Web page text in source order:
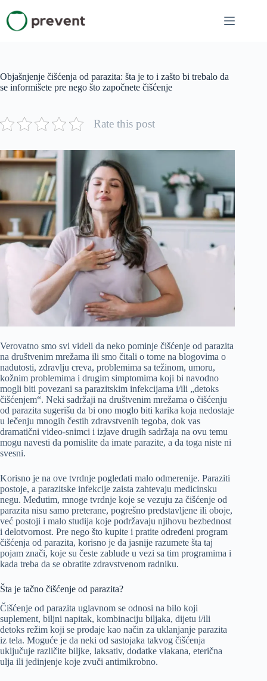
content
Objašnjenje čišćenja od parazita: šta je to i zašto bi trebalo da
se informišete pre nego što započnete čišćenje
Rate this post
Verovatno smo svi videli da neko pominje čišćenje od parazita
na društvenim mrežama ili smo čitali o tome na blogovima o
nadutosti, zdravlju creva, problemima sa težinom, umoru,
kožnim problemima i drugim simptomima koji bi navodno
mogli biti povezani sa parazitskim infekcijama i/ili „detoks
čišćenjem“. Neki sadržaji na društvenim mrežama o čišćenju
od parazita sugerišu da bi ono moglo biti karika koja nedostaje
u lečenju mnogih čestih zdravstvenih tegoba, dok vas
dramatični video-snimci i izjave drugih sadržaja na ovu temu
mogu navesti da pomislite da imate parazite, a da toga niste ni
svesni.
Korisno je na ove tvrdnje pogledati malo odmerenije. Paraziti
postoje, a parazitske infekcije zaista zahtevaju medicinsku
negu. Međutim, mnoge tvrdnje koje se vezuju za čišćenje od
parazita nisu samo preterane, pogrešno predstavljene ili oboje,
već postoji i malo studija koje podržavaju njihovu bezbednost
i delotvornost. Pre nego što kupite i pratite određeni program
čišćenja od parazita, korisno je da jasnije razumete šta taj
pojam znači, koje su česte zablude u vezi sa tim programima i
kada treba da se obratite zdravstvenom radniku.
Šta je tačno čišćenje od parazita?
Čišćenje od parazita uglavnom se odnosi na bilo koji
suplement, biljni napitak, kombinaciju biljaka, dijetu i/ili
detoks režim koji se prodaje kao način za uklanjanje parazita
iz tela. Moguće je da neki od sastojaka takvog čišćenja
uključuje različite biljke, laksativ, dodatke vlakana, eterična
ulja ili jedinjenje koje zvuči antimikrobno.